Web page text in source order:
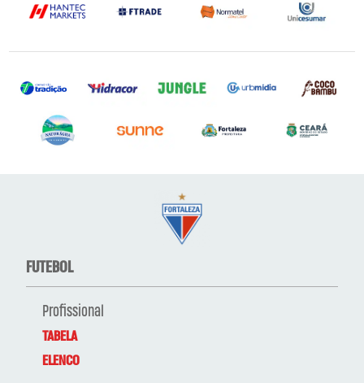
FUTEBOL
Profissional
TABELA
ELENCO